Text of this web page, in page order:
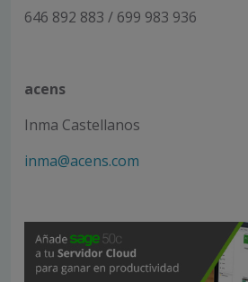
646 892 883 / 699 983 936
acens
Inma Castellanos
inma@acens.com